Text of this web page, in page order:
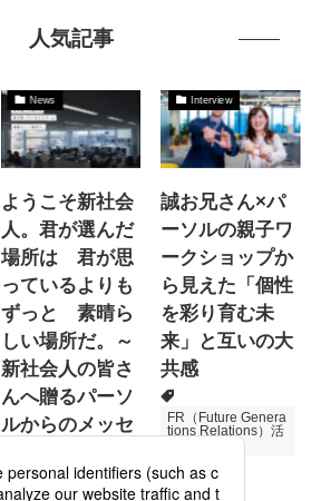
人気記事
News
ようこそ新社会
人。君が選んだ
場所は 君が思
っているよりも
ずっと 素晴ら
しい場所だ。～
新社会人の皆さ
んへ贈るパーソ
ルからのメッセ
Interview
誠お兄さん×パ
ーソルの親子ワ
ークショップか
ら見えた「個性
を彩り育む未
来」と互いの大
共感
FR（Future Genera
tions Relations）活
次世代育成
2026.06.16